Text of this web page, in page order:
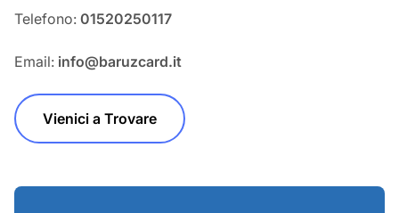
Telefono: 01520250117
Email: info@baruzcard.it
Vienici a Trovare